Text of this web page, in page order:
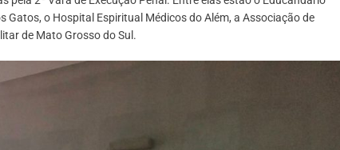
o Hospital Espiritual Médicos do Além, a Associação de
de Mato Grosso do Sul.